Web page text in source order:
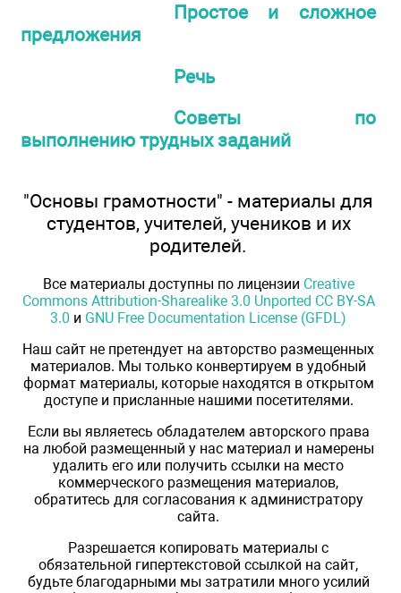
Простое и сложное
предложения
Речь
Советы по
выполнению трудных заданий
"Основы грамотности" - материалы для
студентов, учителей, учеников и их
родителей.
Все материалы доступны по лицензии Creative
Commons Attribution-Sharealike 3.0 Unported CC BY-SA
3.0 и GNU Free Documentation License (GFDL)
Наш сайт не претендует на авторство размещенных
материалов. Мы только конвертируем в удобный
формат материалы, которые находятся в открытом
доступе и присланные нашими посетителями.
Если вы являетесь обладателем авторского права
на любой размещенный у нас материал и намерены
удалить его или получить ссылки на место
коммерческого размещения материалов,
обратитесь для согласования к администратору
сайта.
Разрешается копировать материалы с
обязательной гипертекстовой ссылкой на сайт,
будьте благодарными мы затратили много усилий